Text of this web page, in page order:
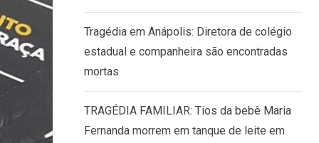
Tragédia em Anápolis: Diretora de colégio
estadual e companheira são encontradas
mortas
TRAGÉDIA FAMILIAR: Tios da bebê Maria
Fernanda morrem em tanque de leite em